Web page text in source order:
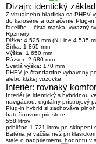
Dizajn: identický
Z vizuálneho hľadiska sa PHEV
do karosérie a označenie Plug-
facelifte – čistá maska, výrazný
Rozmery:
Dĺžka: 4 525 mm (N Line 4 535
Šírka: 1 865 mm
Výška: 1 650 mm
Rázvor: 2 680 mm
Svetlá výška: 170 mm
PHEV je štandardne vybavený
alebo klzkej vozovke.
Interiér: rovnaký
Interiér je identický s hybridnou
navigáciou , digitálny prístrojový
Plug-in hybrid si zachováva
batožinovom priestore:
558 litrov
približne 1 721 litrov po sklopení
Batéria je väčšia než pri
stále o nadpriemernú hodnotu v